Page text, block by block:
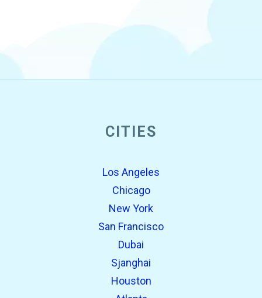
CITIES
Los Angeles
Chicago
New York
San Francisco
Dubai
Sjanghai
Houston